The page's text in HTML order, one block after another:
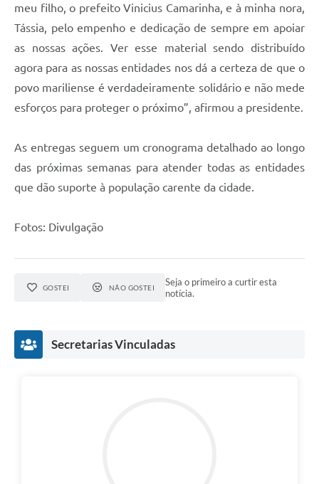
meu filho, o prefeito Vinicius Camarinha, e à minha nora,
Tássia, pelo empenho e dedicação de sempre em apoiar
as nossas ações. Ver esse material sendo distribuído
agora para as nossas entidades nos dá a certeza de que o
povo mariliense é verdadeiramente solidário e não mede
esforços para proteger o próximo”, afirmou a presidente.
As entregas seguem um cronograma detalhado ao longo
das próximas semanas para atender todas as entidades
que dão suporte à população carente da cidade.
Fotos: Divulgação
GOSTEI NÃO GOSTEI
Seja o primeiro a curtir esta
notícia.
Secretarias Vinculadas